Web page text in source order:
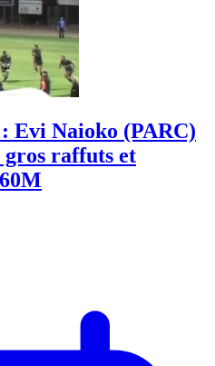
Evi Naioko (PARC)
gros raffuts et